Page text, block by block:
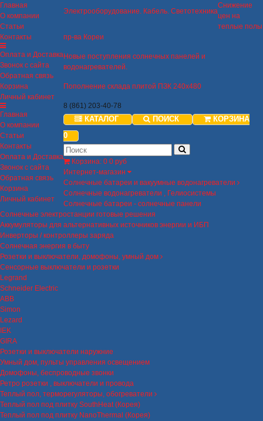
Главная
О компании
Статьи
Контакты
Оплата и Доставка
Звонок с сайта
Обратная связь
Корзина
Личный кабинет
Главная
О компании
Статьи
Контакты
Оплата и Доставка
Звонок с сайта
Обратная связь
Корзина
Личный кабинет
Электрооборудование. Кабель. Светотехника
Снижение
цен на
теплые полы
пр-ва Кореи
Новые поступления солнечных панелей и
водонагревателей.
Пополнение склада плитой ПЗК 240х480
8 (861) 203-40-78
КАТАЛОГ ПОИСК
КОРЗИНА
0
Корзина: 0 0 руб
Интернет-магазин
Солнечные батареи и вакуумные водонагреватели
Солнечные водонагреватели , Гелиосистемы
Солнечные батареи - солнечные панели
Солнечные электростанции готовые решения
Аккумуляторы для альтернативных источников энергии и ИБП
Инверторы / контроллеры заряда
Солнечная энергия в быту
Розетки и выключатели, домофоны, умный дом
Сенсорные выключатели и розетки
Legrand
Schneider Electric
ABB
Simon
Lezard
IEK
GIRA
Розетки и выключатели наружние
Умный дом, пульты управления освещением
Домофоны, беспроводные звонки
Ретро розетки , выключатели и провода
Теплый пол, терморегуляторы, обогреватели
Теплый пол под плитку SouthHeat (Корея)
Теплый пол под плитку NanoThermal (Корея)